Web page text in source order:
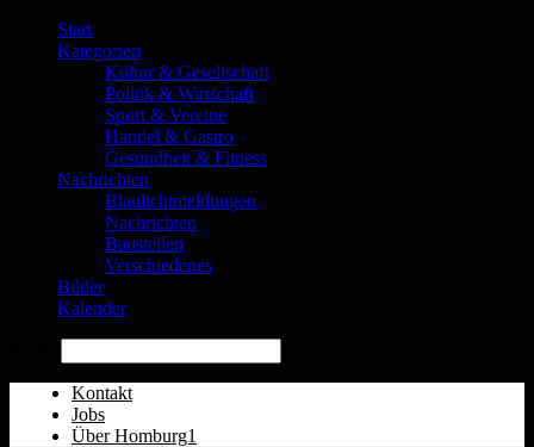
Start
Kategorien
Kultur & Gesellschaft
Politik & Wirtschaft
Sport & Vereine
Handel & Gastro
Gesundheit & Fitness
Nachrichten
Blaulichtmeldungen
Nachrichten
Baustellen
Verschiedenes
Bilder
Kalender
Kontakt
Jobs
Über Homburg1